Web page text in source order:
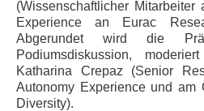
(Wissenschaftlicher Mitarbeiter
Experience an Eurac
Abgerundet wird die
Podiumsdiskussion,
Katharina Crepaz (Senior
Autonomy Experience und am
Diversity).